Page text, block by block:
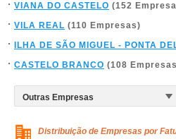
VIANA DO CASTELO (152
VILA REAL (110 Empresas)
ILHA DE SÃO MIGUEL - PONTA
CASTELO BRANCO (108
Distribuição de Empresas por